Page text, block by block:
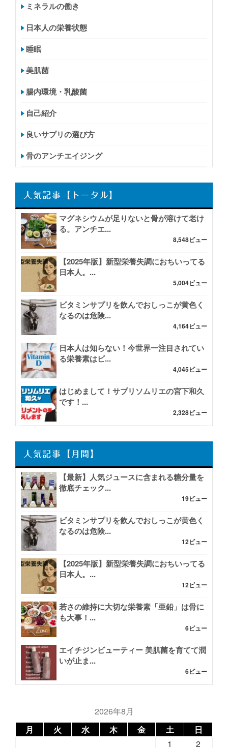
ミネラルの働き
日本人の栄養状態
睡眠
美肌菌
腸内環境・乳酸菌
自己紹介
良いサプリの選び方
骨のアンチエイジング
人気記事【トータル】
マグネシウムが足りないと骨が溶けて老け
る。アンチエ...
8,548ビュー
【2025年版】新型栄養失調におちいってる
日本人。...
5,004ビュー
ビタミンサプリを飲んでおしっこが黄色く
なるのは危険...
4,164ビュー
日本人は知らない！今世界一注目されてい
る栄養素はビ...
4,045ビュー
はじめまして！サプリソムリエの宮下和久
です！...
2,328ビュー
人気記事【月間】
【最新】人気ジュースに含まれる糖分量を
徹底チェック...
19ビュー
ビタミンサプリを飲んでおしっこが黄色く
なるのは危険...
12ビュー
【2025年版】新型栄養失調におちいってる
日本人。...
12ビュー
若さの維持に大切な栄養素「亜鉛」は骨に
も大事！...
6ビュー
エイチジンビューティー 美肌菌を育てて潤
いが止ま...
6ビュー
2026年8月
月
火 水 木 金 土
日
1
2